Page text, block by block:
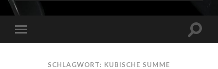
SCHLAGWORT: KUBISCHE SUMME